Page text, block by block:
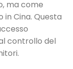
ma come
Cina. Questa
controllo del